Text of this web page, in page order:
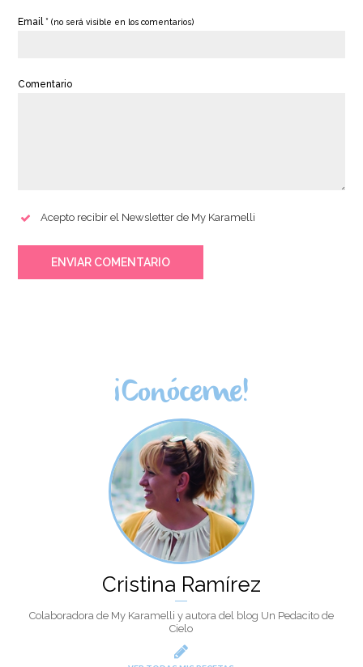
Email *(no será visible en los comentarios)
Comentario
Acepto recibir el Newsletter de My Karamelli
ENVIAR COMENTARIO
¡Conóceme!
Cristina Ramírez
Colaboradora de My Karamelli y autora del blog Un Pedacito de
Cielo